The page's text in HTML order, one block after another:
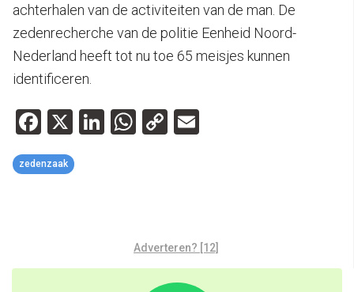
achterhalen van de activiteiten van de man. De
zedenrecherche van de politie Eenheid Noord-
Nederland heeft tot nu toe 65 meisjes kunnen
identificeren.
Facebook
X LinkedIn
WhatsApp
Copy
zedenzaak
Adverteren? [12]